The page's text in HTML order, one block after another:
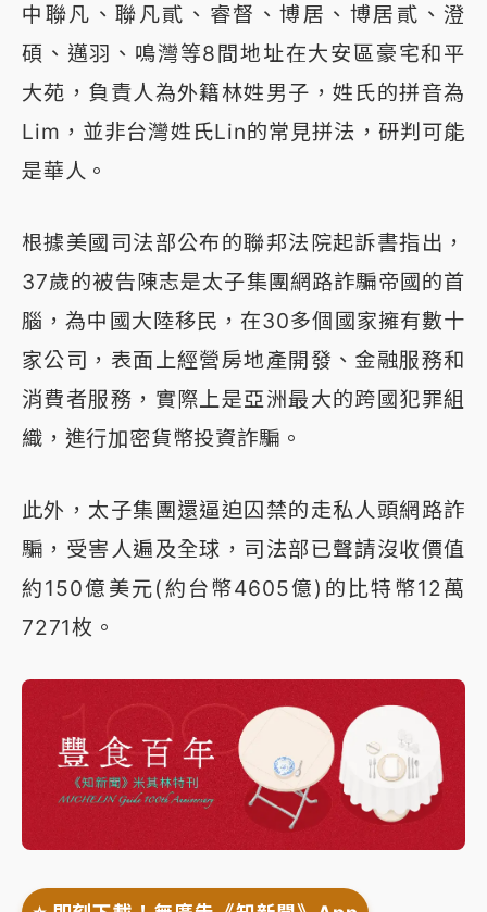
中聯凡、聯凡貳、睿督、博居、博居貳、澄
碩、邁羽、鳴灣等8間地址在大安區豪宅和平
大苑，負責人為外籍林姓男子，姓氏的拼音為
Lim，並非台灣姓氏Lin的常見拼法，研判可能
是華人。
根據美國司法部公布的聯邦法院起訴書指出，
37歲的被告陳志是太子集團網路詐騙帝國的首
腦，為中國大陸移民，在30多個國家擁有數十
家公司，表面上經營房地產開發、金融服務和
消費者服務，實際上是亞洲最大的跨國犯罪組
織，進行加密貨幣投資詐騙。
此外，太子集團還逼迫囚禁的走私人頭網路詐
騙，受害人遍及全球，司法部已聲請沒收價值
約150億美元(約台幣4605億)的比特幣12萬
7271枚。